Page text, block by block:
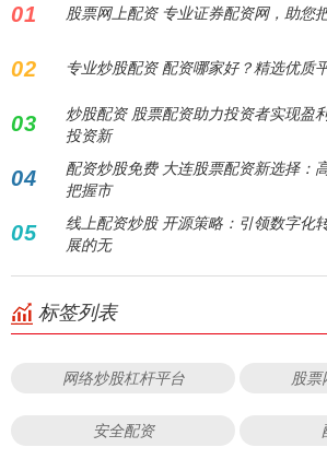
01 股票网上配资 专业证券配资网，助您
02 专业炒股配资 配资哪家好？精选优质
03
炒股配资 股票配资助力投资者实现盈
投资新
04
配资炒股免费 大连股票配资新选择：
把握市
05
线上配资炒股 开源策略：引领数字化
展的无
标签列表
网络炒股杠杆平台 股票
安全配资